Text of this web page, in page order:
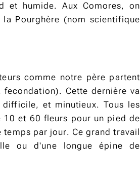
et humide. Aux Comores, on
Pourghère (nom scientifique
comme notre père partent
Cette dernière va
et minutieux. Tous les
10 et 60 fleurs pour un pied de
par jour. Ce grand travail
ou d'une longue épine de